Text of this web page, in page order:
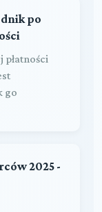
po
płatności
go
2025 -